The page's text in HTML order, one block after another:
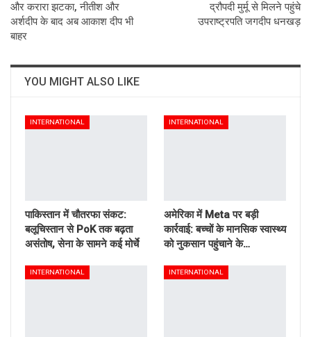
और करारा झटका, नीतीश और
अर्शदीप के बाद अब आकाश दीप भी
बाहर
द्रौपदी मुर्मू से मिलने पहुंचे
उपराष्ट्रपति जगदीप धनखड़
YOU MIGHT ALSO LIKE
INTERNATIONAL
पाकिस्तान में चौतरफा संकट:
बलूचिस्तान से PoK तक बढ़ता
असंतोष, सेना के सामने कई मोर्चे
INTERNATIONAL
अमेरिका में Meta पर बड़ी
कार्रवाई: बच्चों के मानसिक स्वास्थ्य
को नुकसान पहुंचाने के…
INTERNATIONAL INTERNATIONAL